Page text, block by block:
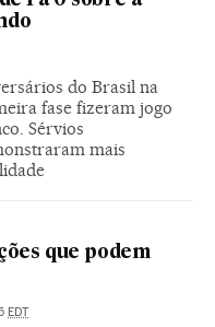
do Brasil na
fase fizeram jogo
Sérvios
mais
que podem
EDT